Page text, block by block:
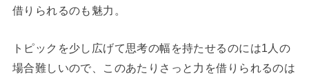
借りられるのも魅力。
トピックを少し広げて思考の幅を持たせるのには1人の
場合難しいので、このあたりさっと力を借りられるのは